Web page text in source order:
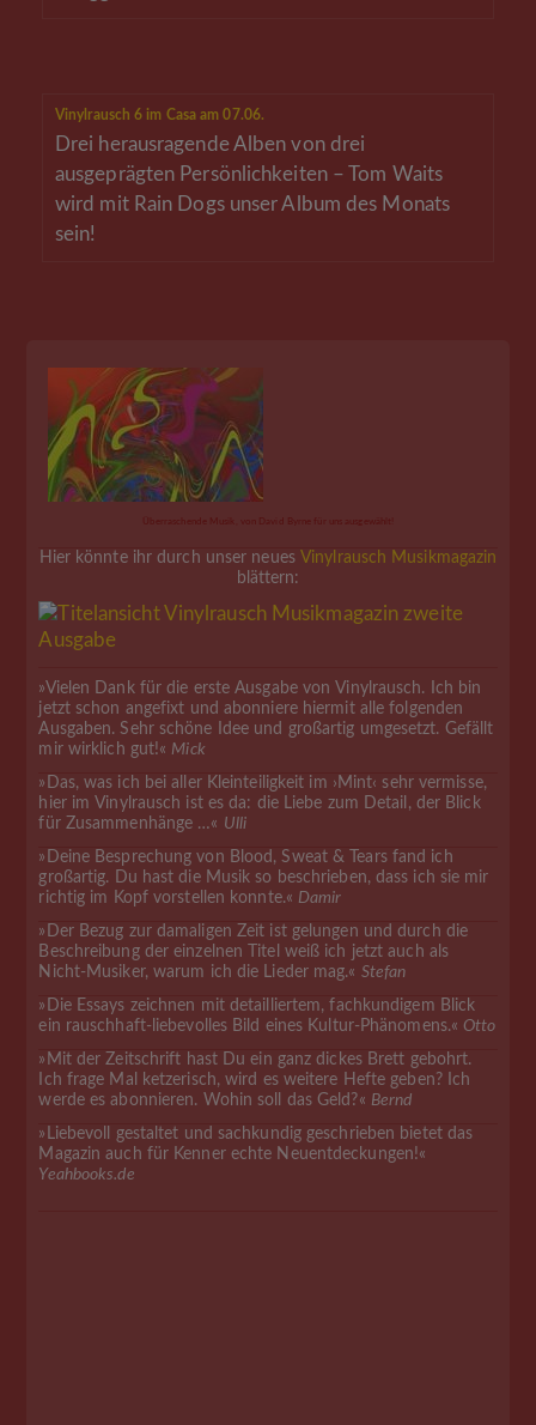
Vinylrausch 6 im Casa am 07.06.
Drei herausragende Alben von drei
ausgeprägten Persönlichkeiten – Tom Waits
wird mit Rain Dogs unser Album des Monats
sein!
Hier könnte ihr durch unser neues Vinylrausch Musikmagazin
blättern:
»Vielen Dank für die erste Ausgabe von Vinylrausch. Ich bin
jetzt schon angefixt und abonniere hiermit alle folgenden
Ausgaben. Sehr schöne Idee und großartig umgesetzt. Gefällt
mir wirklich gut!« Mick
»Das, was ich bei aller Kleinteiligkeit im ›Mint‹ sehr vermisse,
hier im Vinylrausch ist es da: die Liebe zum Detail, der Blick
für Zusammenhänge …« Ulli
»Deine Besprechung von Blood, Sweat & Tears fand ich
großartig. Du hast die Musik so beschrieben, dass ich sie mir
richtig im Kopf vorstellen konnte.« Damir
»Der Bezug zur damaligen Zeit ist gelungen und durch die
Beschreibung der einzelnen Titel weiß ich jetzt auch als
Nicht-Musiker, warum ich die Lieder mag.« Stefan
»Die Essays zeichnen mit detailliertem, fachkundigem Blick
ein rauschhaft-liebevolles Bild eines Kultur-Phänomens.« Otto
»Mit der Zeitschrift hast Du ein ganz dickes Brett gebohrt.
Ich frage Mal ketzerisch, wird es weitere Hefte geben? Ich
werde es abonnieren. Wohin soll das Geld?« Bernd
»Liebevoll gestaltet und sachkundig geschrieben bietet das
Magazin auch für Kenner echte Neuentdeckungen!«
Yeahbooks.de